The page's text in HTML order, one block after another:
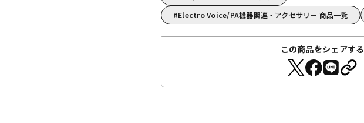
Electro Voice/PA機器関連・アクセサリー 商品一覧
この商品をシェアする